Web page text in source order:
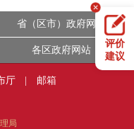
部门服务
投资项目
评价
建议
省（区市）政府网站
各区政府网站
厅 邮箱
局